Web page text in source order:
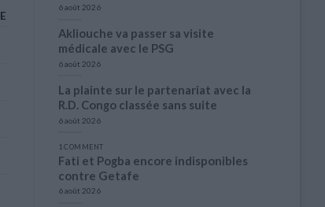
6 août 2026
Akliouche va passer sa visite
médicale avec le PSG
6 août 2026
La plainte sur le partenariat avec la
R.D. Congo classée sans suite
6 août 2026
1 COMMENT
Fati et Pogba encore indisponibles
contre Getafe
6 août 2026